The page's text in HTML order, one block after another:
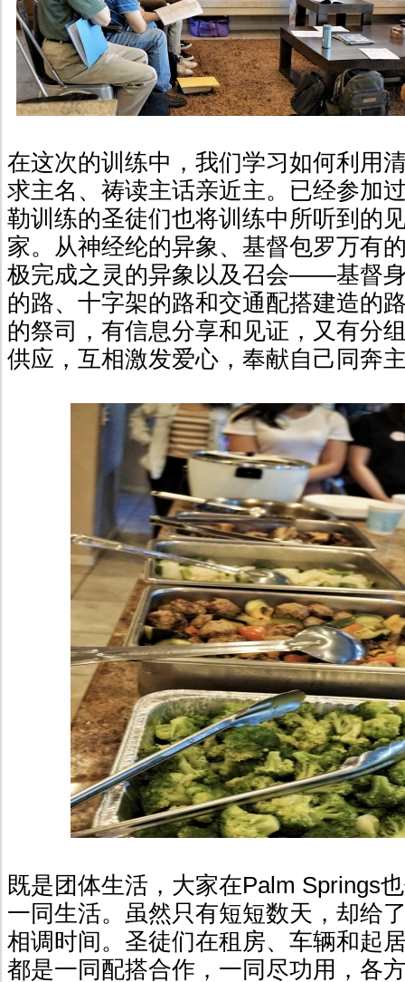
在这次的训练中，我们学习如何利用
求主名、祷读主话亲近主。已经参加
勒训练的圣徒们也将训练中所听到的
家。从神经纶的异象、基督包罗万
极完成之灵的异象以及召会——基督
的路、十字架的路和交通配搭建造的
的祭司，有信息分享和见证，又有分
供应，互相激发爱心，奉献自己同奔
既是团体生活，大家在Palm Springs
一同生活。虽然只有短短数天，却给
相调时间。圣徒们在租房、车辆和起
都是一同配搭合作，一同尽功用，各